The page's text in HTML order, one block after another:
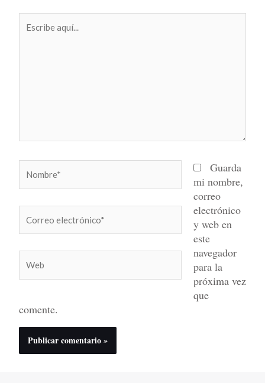
aquí...
electrónico*
Guarda
mi nombre,
correo
electrónico
y web en
este
navegador
para la
próxima vez
que
comente.